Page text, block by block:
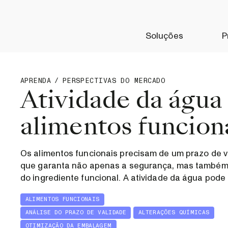
Soluções
APRENDA / PERSPECTIVAS DO MERCADO
Atividade da
alimentos
Os alimentos funcionais precisam de um prazo de
que garanta não apenas a segurança, mas
do ingrediente funcional. A atividade da água pode
ALIMENTOS FUNCIONAIS
ANÁLISE DO PRAZO DE VALIDADE
ALTERAÇÕES QUÍMICAS
OTIMIZAÇÃO DA EMBALAGEM